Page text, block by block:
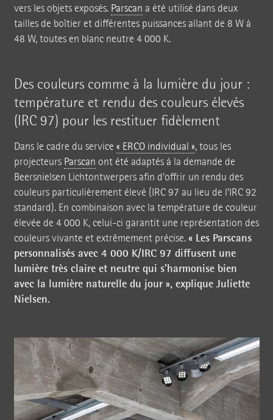
vers les objets exposés. Parscan a été utilisé dans deux
tailles de boîtier et différentes puissances allant de 8 W à
48 W, toutes en blanc neutre 4 000 K.
Des couleurs comme à la lumière du jour :
température et rendu des couleurs élevés
(IRC 97) pour les restituer fidèlement
Dans le cadre du service « ERCO individual », tous les
projecteurs Parscan ont été adaptés à la demande de
Beersnielsen Lichtontwerpers afin d’offrir un rendu des
couleurs particulièrement élevé (IRC 97 au lieu de l’IRC 92
standard). En combinaison avec la température de couleur
élevée de 4 000 K, celui-ci garantit une représentation des
couleurs vivante et extrêmement précise.« Les Parscans
personnalisés avec 4 000 K/IRC 97 diffusent une
lumière très claire et neutre qui s’harmonise bien
avec la lumière naturelle du jour », explique Juliette
Nielsen.